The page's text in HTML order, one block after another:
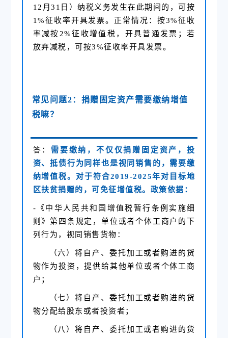
12月31日）纳税义务发生在此期间的，可按
1%征收率开具发票。正常情况：按3%征收
率减按2%征收增值税，开具普通发票；若
放弃减税，可按3%征收率开具发票。
常见问题2：捐赠固定资产需要缴纳增值
税嘛？
答： 需要缴纳，不仅仅捐赠固定资产，投
资、抵债行为同样也是视同销售的，需要缴
纳增值税。对于符合2019-2025年对目标地
区扶贫捐赠的，可免征增值税。政策依据：
-《 中华人民共和国增值税暂行条例实施细
则 》第四条规定，单位或者个体工商户的下
列行为，视同销售货物：
（六）将自产、委托加工或者购进的货
物作为投资，提供给其他单位或者个体工商
户；
（七）将自产、委托加工或者购进的货
物分配给股东或者投资者；
（八）将自产、委托加工或者购进的货